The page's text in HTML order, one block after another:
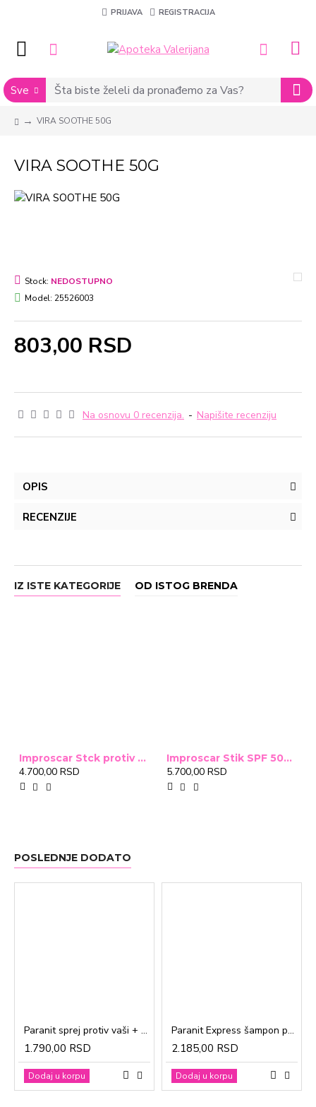
PRIJAVA REGISTRACIJA
Sve
VIRA SOOTHE 50G
VIRA SOOTHE 50G
Na osnovu 0 recenzija. - Napišite recenziju
803,00 RSD
Stock: NEDOSTUPNO
Model: 25526003
OPIS
RECENZIJE
IZ ISTE KATEGORIJE OD ISTOG BRENDA
Improscar Stck protiv ožiljaka 4,6g
4.700,00 RSD
Improscar Stik SPF 50+ Conceal 6,9g (tonirani)
5.700,00 RSD
POSLEDNJE DODATO
Paranit sprej protiv vaši + češalj 100ml
1.790,00 RSD
Dodaj u korpu
Paranit Express šampon protiv vaši + češalj 200ml
2.185,00 RSD
Dodaj u korpu